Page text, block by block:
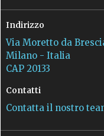
Indirizzo
Via Moretto da
Milano - Italia
CAP 20133
Contatti
Contatta il nostro